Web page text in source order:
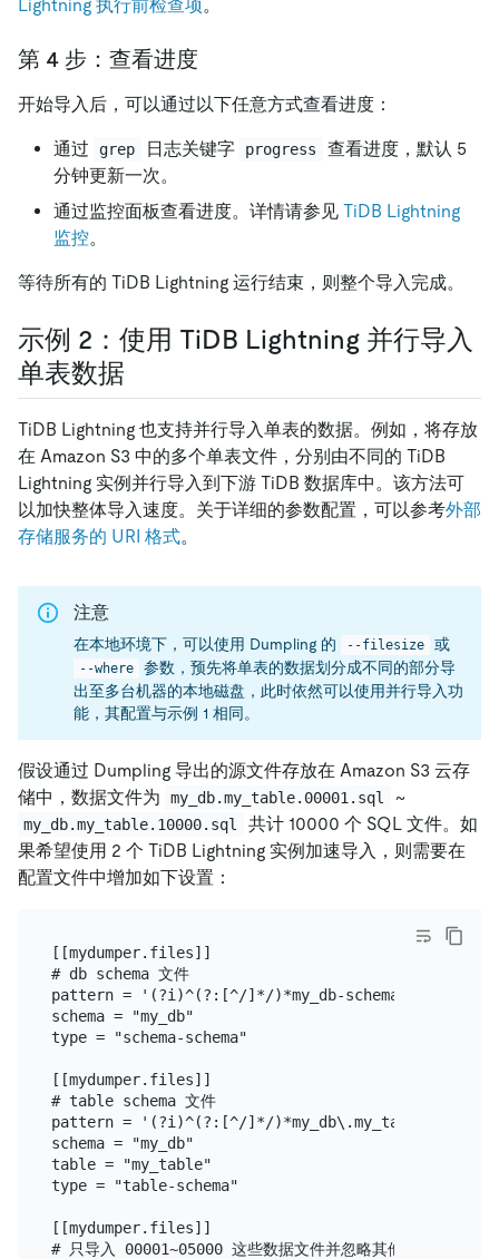
Lightning 执行前检查项。
第 4 步：查看进度
开始导入后，可以通过以下任意方式查看进度：
通过 grep 日志关键字 progress
查看进度，默认 5
分钟更新一次。
通过监控面板查看进度。详情请参见 TiDB Lightning
监控。
等待所有的 TiDB Lightning 运行结束，则整个导入完成。
示例 2：使用 TiDB Lightning 并行导入
单表数据
TiDB Lightning 也支持并行导入单表的数据。例如，将存放
在 Amazon S3 中的多个单表文件，分别由不同的 TiDB
Lightning 实例并行导入到下游 TiDB 数据库中。该方法可
以加快整体导入速度。关于详细的参数配置，可以参考外部
存储服务的 URI 格式。
注意
在本地环境下，可以使用 Dumpling 的 --filesize 或
--where
参数，预先将单表的数据划分成不同的部分导
出至多台机器的本地磁盘，此时依然可以使用并行导入功
能，其配置与示例 1 相同。
假设通过 Dumpling 导出的源文件存放在 Amazon S3 云存
储中，数据文件为
my_db.my_table.00001.sql ~
my_db.my_table.10000.sql
共计 10000 个 SQL 文件。如
果希望使用 2 个 TiDB Lightning 实例加速导入，则需要在
配置文件中增加如下设置：
[[mydumper.files]]
# db schema 文件
pattern = '(?i)^(?:[^/]*/)*my_db-schema-
schema = "my_db"
type = "schema-schema"
[[mydumper.files]]
# table schema 文件
pattern = '(?i)^(?:[^/]*/)*my_db\.my_table-
schema = "my_db"
table = "my_table"
type = "table-schema"
[[mydumper.files]]
# 只导入 00001~05000 这些数据文件并忽略其他文件